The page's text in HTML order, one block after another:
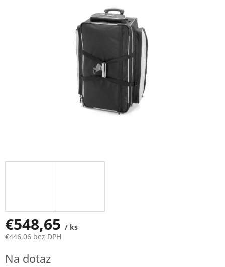
€548,65 / ks
€446,06 bez DPH
cena:
Na dotaz